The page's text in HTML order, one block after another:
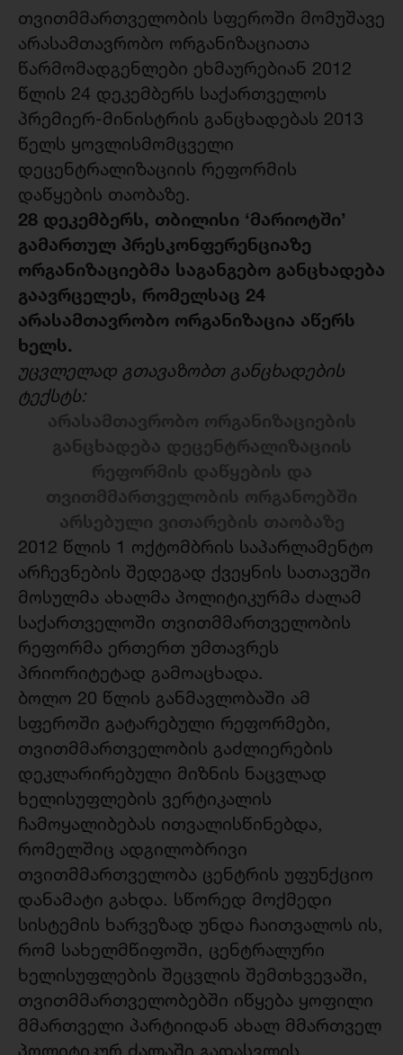
თვითმმართველობის სფეროში მომუშავე
არასამთავრობო ორგანიზაციათა
წარმომადგენლები ეხმაურებიან 2012
წლის 24 დეკემბერს საქართველოს
პრემიერ-მინისტრის განცხადებას 2013
წელს ყოვლისმომცველი
დეცენტრალიზაციის რეფორმის
დაწყების თაობაზე.
28 დეკემბერს, თბილისი ‘მარიოტში’
გამართულ პრესკონფერენციაზე
ორგანიზაციებმა საგანგებო განცხადება
გაავრცელეს, რომელსაც 24
არასამთავრობო ორგანიზაცია აწერს
ხელს.
უცვლელად გთავაზობთ განცხადების
ტექსტს:
არასამთავრობო ორგანიზაციების
განცხადება დეცენტრალიზაციის
რეფორმის დაწყების და
თვითმმართველობის ორგანოებში
არსებული ვითარების თაობაზე
2012 წლის 1 ოქტომბრის საპარლამენტო
არჩევნების შედეგად ქვეყნის სათავეში
მოსულმა ახალმა პოლიტიკურმა ძალამ
საქართველოში თვითმმართველობის
რეფორმა ერთერთ უმთავრეს
პრიორიტეტად გამოაცხადა.
ბოლო 20 წლის განმავლობაში ამ
სფეროში გატარებული რეფორმები,
თვითმმართველობის გაძლიერების
დეკლარირებული მიზნის ნაცვლად
ხელისუფლების ვერტიკალის
ჩამოყალიბებას ითვალისწინებდა,
რომელშიც ადგილობრივი
თვითმმართველობა ცენტრის უფუნქციო
დანამატი გახდა. სწორედ მოქმედი
სისტემის ხარვეზად უნდა ჩაითვალოს ის,
რომ სახელმწიფოში, ცენტრალური
ხელისუფლების შეცვლის შემთხვევაში,
თვითმმართველობებში იწყება ყოფილი
მმართველი პარტიიდან ახალ მმართველ
პოლიტიკურ ძალაში გადასვლის